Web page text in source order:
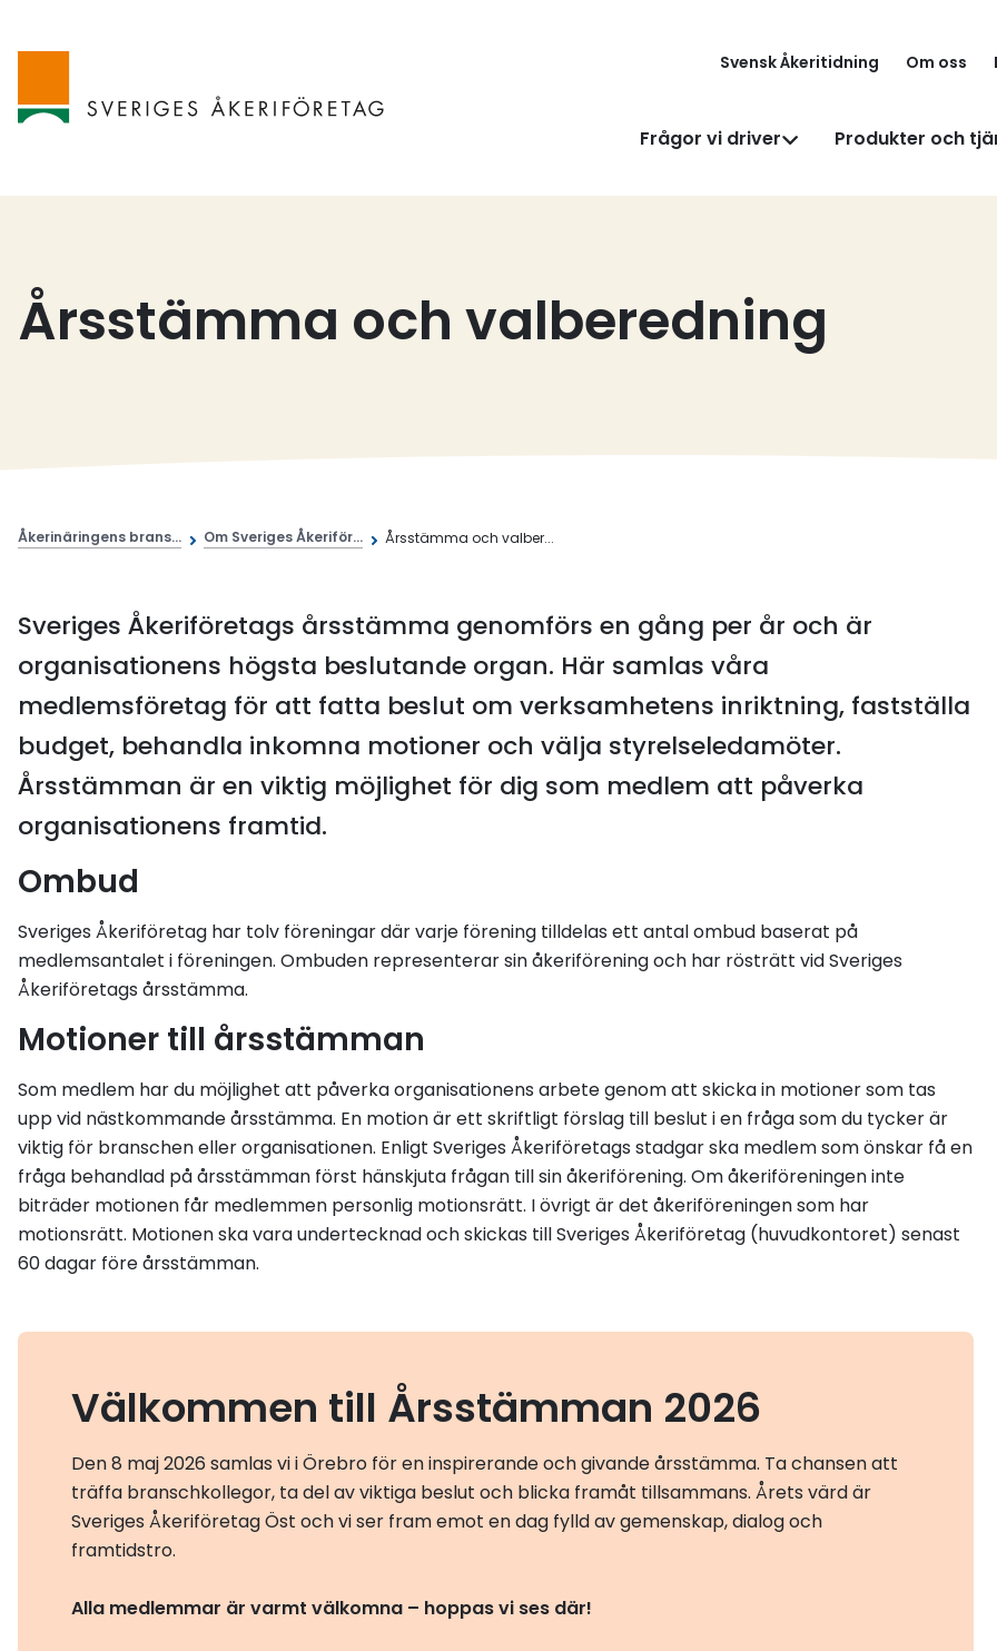
Svensk Åkeritidning Om oss
Frågor vi driver Produkter och
Årsstämma och valberedning
Åkerinäringens brans... Om Sveriges Åkeriför... Årsstämma och valber...
Sveriges Åkeriföretags årsstämma genomförs en gång per år och är
organisationens högsta beslutande organ. Här samlas våra
medlemsföretag för att fatta beslut om verksamhetens inriktning, fastställa
budget, behandla inkomna motioner och välja styrelseledamöter.
Årsstämman är en viktig möjlighet för dig som medlem att påverka
organisationens framtid.
Ombud
Sveriges Åkeriföretag har tolv föreningar där varje förening tilldelas ett antal ombud baserat på
medlemsantalet i föreningen. Ombuden representerar sin åkeriförening och har rösträtt vid Sveriges
Åkeriföretags årsstämma.
Motioner till årsstämman
Som medlem har du möjlighet att påverka organisationens arbete genom att skicka in motioner som tas
upp vid nästkommande årsstämma. En motion är ett skriftligt förslag till beslut i en fråga som du tycker är
viktig för branschen eller organisationen. Enligt Sveriges Åkeriföretags stadgar ska medlem som önskar få en
fråga behandlad på årsstämman först hänskjuta frågan till sin åkeriförening. Om åkeriföreningen inte
biträder motionen får medlemmen personlig motionsrätt. I övrigt är det åkeriföreningen som har
motionsrätt. Motionen ska vara undertecknad och skickas till Sveriges Åkeriföretag (huvudkontoret) senast
60 dagar före årsstämman.
Välkommen till Årsstämman 2026
Den 8 maj 2026 samlas vi i Örebro för en inspirerande och givande årsstämma. Ta chansen att
träffa branschkollegor, ta del av viktiga beslut och blicka framåt tillsammans. Årets värd är
Sveriges Åkeriföretag Öst och vi ser fram emot en dag fylld av gemenskap, dialog och
framtidstro.
Alla medlemmar är varmt välkomna – hoppas vi ses där!